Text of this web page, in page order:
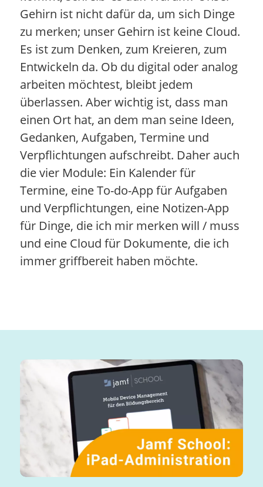
Gehirn ist nicht dafür da, um sich Dinge
zu merken; unser Gehirn ist keine Cloud.
Es ist zum Denken, zum Kreieren, zum
Entwickeln da. Ob du digital oder analog
arbeiten möchtest, bleibt jedem
überlassen. Aber wichtig ist, dass man
einen Ort hat, an dem man seine Ideen,
Gedanken, Aufgaben, Termine und
Verpflichtungen aufschreibt. Daher auch
die vier Module: Ein Kalender für
Termine, eine To-do-App für Aufgaben
und Verpflichtungen, eine Notizen-App
für Dinge, die ich mir merken will / muss
und eine Cloud für Dokumente, die ich
immer griffbereit haben möchte.